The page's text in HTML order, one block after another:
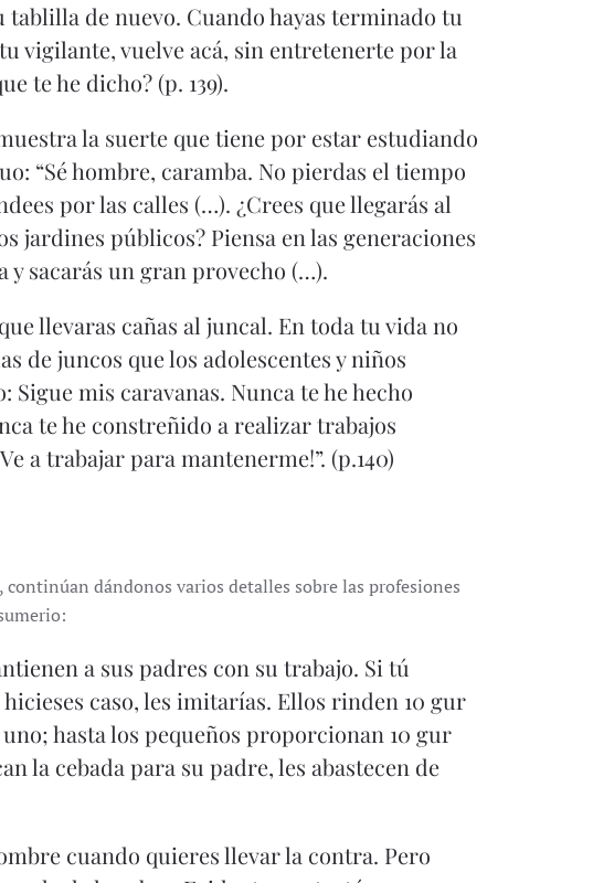
de nuevo. Cuando hayas terminado tu
vigilante, vuelve acá, sin entretenerte por la
te he dicho? (p. 139).
la suerte que tiene por estar estudiando
“Sé hombre, caramba. No pierdas el tiempo
por las calles (…). ¿Crees que llegarás al
jardines públicos? Piensa en las generaciones
y sacarás un gran provecho (…).
llevaras cañas al juncal. En toda tu vida no
de juncos que los adolescentes y niños
Sigue mis caravanas. Nunca te he hecho
te he constreñido a realizar trabajos
a trabajar para mantenerme!”. (p.140)
continúan dándonos varios detalles sobre las profesiones
a sus padres con su trabajo. Si tú
hicieses caso, les imitarías. Ellos rinden 10 gur
uno; hasta los pequeños proporcionan 10 gur
la cebada para su padre, les abastecen de
cuando quieres llevar la contra. Pero